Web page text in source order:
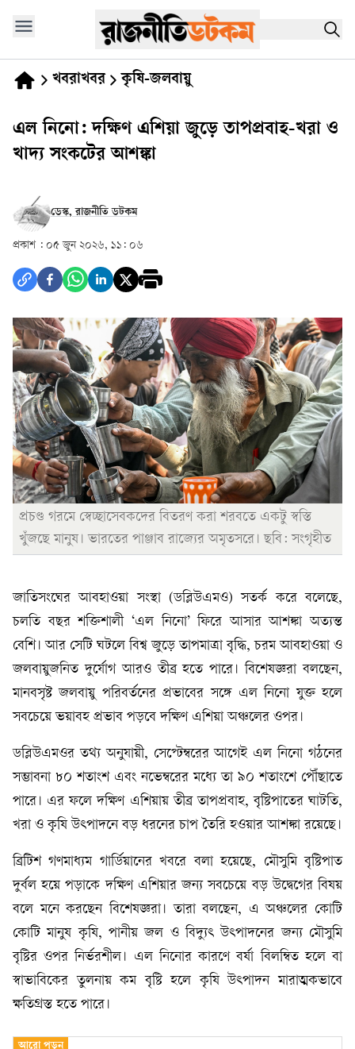
খবরাখবর কৃষি-জলবায়ু
এল নিনো: দক্ষিণ এশিয়া জুড়ে তাপপ্রবাহ-খরা ও
খাদ্য সংকটের আশঙ্কা
ডেস্ক, রাজনীতি ডটকম
প্রকাশ : ০৫ জুন ২০২৬, ১১: ০৬
প্রচণ্ড গরমে স্বেচ্ছাসেবকদের বিতরণ করা শরবতে একটু স্বস্তি
খুঁজছে মানুষ। ভারতের পাঞ্জাব রাজ্যের অমৃতসরে। ছবি: সংগৃহীত
জাতিসংঘের আবহাওয়া সংস্থা (ডব্লিউএমও) সতর্ক করে বলেছে,
চলতি বছর শক্তিশালী ‘এল নিনো’ ফিরে আসার আশঙ্কা অত্যন্ত
বেশি। আর সেটি ঘটলে বিশ্ব জুড়ে তাপমাত্রা বৃদ্ধি, চরম আবহাওয়া ও
জলবায়ুজনিত দুর্যোগ আরও তীব্র হতে পারে। বিশেষজ্ঞরা বলছেন,
মানবসৃষ্ট জলবায়ু পরিবর্তনের প্রভাবের সঙ্গে এল নিনো যুক্ত হলে
সবচেয়ে ভয়াবহ প্রভাব পড়বে দক্ষিণ এশিয়া অঞ্চলের ওপর।
ডব্লিউএমওর তথ্য অনুযায়ী, সেপ্টেম্বরের আগেই এল নিনো গঠনের
সম্ভাবনা ৮০ শতাংশ এবং নভেম্বরের মধ্যে তা ৯০ শতাংশে পৌঁছাতে
পারে। এর ফলে দক্ষিণ এশিয়ায় তীব্র তাপপ্রবাহ, বৃষ্টিপাতের ঘাটতি,
খরা ও কৃষি উৎপাদনে বড় ধরনের চাপ তৈরি হওয়ার আশঙ্কা রয়েছে।
ব্রিটিশ গণমাধ্যম গার্ডিয়ানের খবরে বলা হয়েছে, মৌসুমি বৃষ্টিপাত
দুর্বল হয়ে পড়াকে দক্ষিণ এশিয়ার জন্য সবচেয়ে বড় উদ্বেগের বিষয়
বলে মনে করছেন বিশেষজ্ঞরা। তারা বলছেন, এ অঞ্চলের কোটি
কোটি মানুষ কৃষি, পানীয় জল ও বিদ্যুৎ উৎপাদনের জন্য মৌসুমি
বৃষ্টির ওপর নির্ভরশীল। এল নিনোর কারণে বর্ষা বিলম্বিত হলে বা
স্বাভাবিকের তুলনায় কম বৃষ্টি হলে কৃষি উৎপাদন মারাত্মকভাবে
ক্ষতিগ্রস্ত হতে পারে।